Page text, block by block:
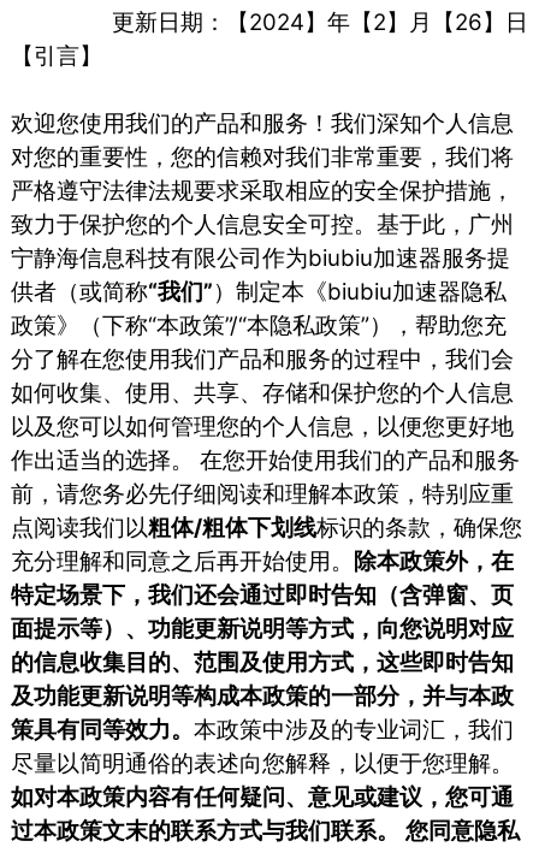
更新日期：【2024】年【2】月【26】日
【引言】
欢迎您使用我们的产品和服务！我们深知个人信息
对您的重要性，您的信赖对我们非常重要，我们将
严格遵守法律法规要求采取相应的安全保护措施，
致力于保护您的个人信息安全可控。基于此，⼴州
宁静海信息科技有限公司作为biubiu加速器服务提
供者（或简称“我们”）制定本《biubiu加速器隐私
政策》（下称“本政策”/“本隐私政策”），帮助您充
分了解在您使用我们产品和服务的过程中，我们会
如何收集、使用、共享、存储和保护您的个人信息
以及您可以如何管理您的个人信息，以便您更好地
作出适当的选择。 在您开始使用我们的产品和服务
前，请您务必先仔细阅读和理解本政策，特别应重
点阅读我们以粗体/粗体下划线标识的条款，确保您
充分理解和同意之后再开始使用。
除本政策外，在
特定场景下，我们还会通过即时告知（含弹窗、页
面提示等）、功能更新说明等方式，向您说明对应
的信息收集目的、范围及使用方式，这些即时告知
及功能更新说明等构成本政策的一部分，并与本政
策具有同等效力。本政策中涉及的专业词汇，我们
尽量以简明通俗的表述向您解释，以便于您理解。
如对本政策内容有任何疑问、意见或建议，您可通
过本政策文末的联系方式与我们联系。
您同意隐私